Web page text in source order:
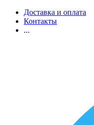
Доставка и оплата
Контакты
...